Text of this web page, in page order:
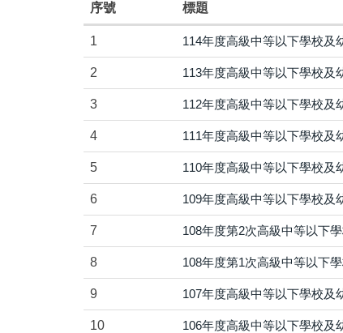
序號 標題
1 114年度高級中等以下學校及
2 113年度高級中等以下學校及
3 112年度高級中等以下學校及
4 111年度高級中等以下學校及
5 110年度高級中等以下學校及
6 109年度高級中等以下學校及
7 108年度第2次高級中等以下
8 108年度第1次高級中等以下
9 107年度高級中等以下學校及
10 106年度高級中等以下學校及